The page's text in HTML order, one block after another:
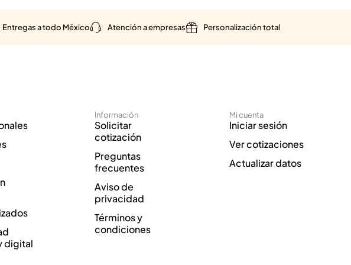
Entregas a todo México Atención a empresas Personalización total
digital
Información
Solicitar
cotización
Preguntas
frecuentes
Aviso de
privacidad
Términos y
condiciones
Mi cuenta
Iniciar sesión
Ver cotizaciones
Actualizar datos